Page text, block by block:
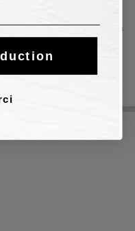
meilleures marques.
car elles n'ont jamais